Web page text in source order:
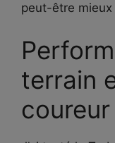
peut-être mieux
terrain